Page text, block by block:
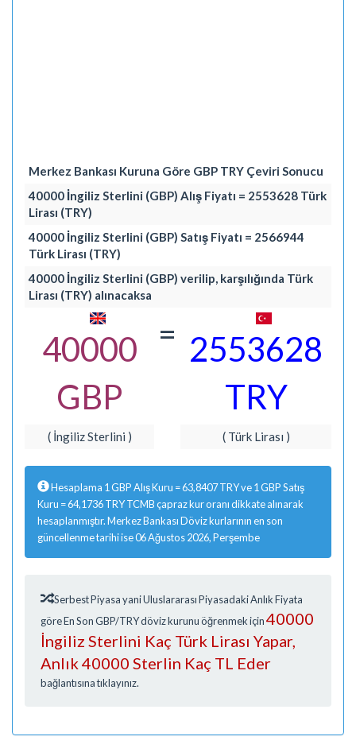
Merkez Bankası Kuruna Göre GBP TRY Çeviri Sonucu
40000 İngiliz Sterlini (GBP) Alış Fiyatı = 2553628 Türk
Lirası (TRY)
40000 İngiliz Sterlini (GBP) Satış Fiyatı = 2566944
Türk Lirası (TRY)
40000 İngiliz Sterlini (GBP) verilip, karşılığında Türk
Lirası (TRY) alınacaksa
40000
GBP
= 2553628
TRY
( İngiliz Sterlini ) ( Türk Lirası )
Hesaplama 1 GBP Alış Kuru = 63,8407 TRY ve 1 GBP Satış
Kuru = 64,1736 TRY TCMB çapraz kur oranı dikkate alınarak
hesaplanmıştır. Merkez Bankası Döviz kurlarının en son
güncellenme tarihi ise 06 Ağustos 2026, Perşembe
Serbest Piyasa yani Uluslararası Piyasadaki Anlık Fiyata
göre En Son GBP/TRY döviz kurunu öğrenmek için40000
İngiliz Sterlini Kaç Türk Lirası Yapar,
Anlık 40000 Sterlin Kaç TL Eder
bağlantısına tıklayınız.